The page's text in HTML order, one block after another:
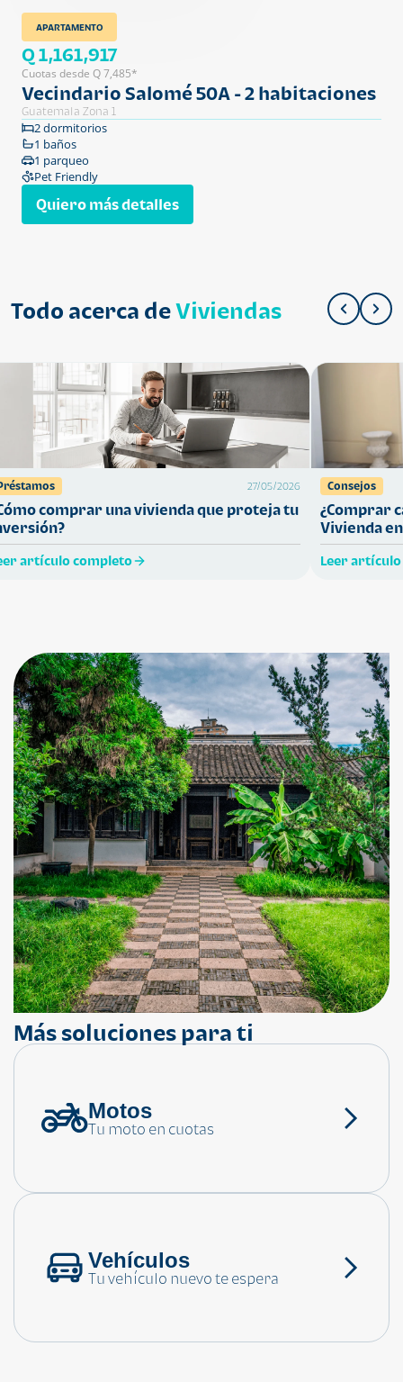
APARTAMENTO
Q 1,161,917
Cuotas desde Q 7,485*
Vecindario Salomé 50A - 2 habitaciones
Guatemala Zona 1
2 dormitorios
1 baños
1 parqueo
Pet Friendly
Quiero más detalles
Todo acerca deViviendas
27/05/2026
comprar una vivienda que proteja tu
artículo completo
Consejos
¿Comprar
Vivienda
Leer
¿Necesitas ayuda?
Más soluciones para ti
Motos
Tu moto en cuotas
Vehículos
Tu vehículo nuevo te espera